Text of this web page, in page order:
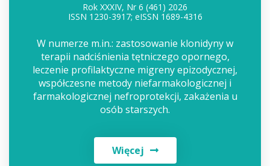
Rok XXXIV, Nr 6 (461) 2026
ISSN 1230-3917; eISSN 1689-4316
W numerze m.in.: zastosowanie klonidyny w
terapii nadciśnienia tętniczego opornego,
leczenie profilaktyczne migreny epizodycznej,
współczesne metody niefarmakologicznej i
farmakologicznej nefroprotekcji, zakażenia u
osób starszych.
Więcej